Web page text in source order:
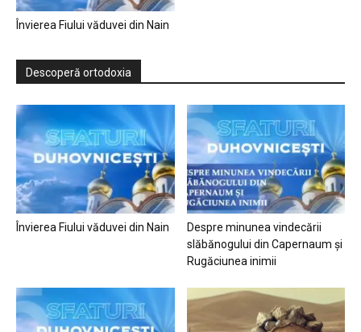
Învierea Fiului văduvei din Nain
Descoperă ortodoxia
Învierea Fiului văduvei din Nain
Despre minunea vindecării
slăbănogului din Capernaum și
Rugăciunea inimii